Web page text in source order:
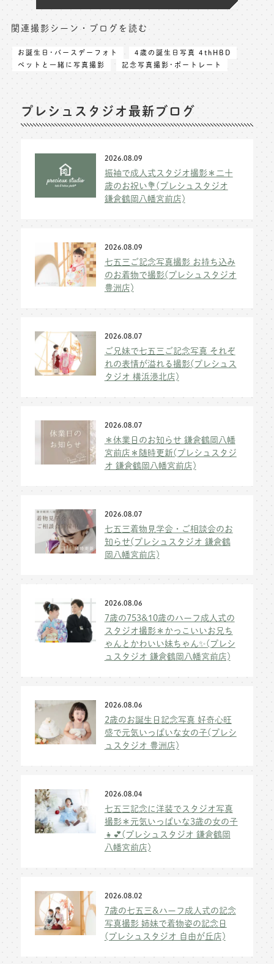
関連撮影シーン・ブログを読む
お誕生日･バースデーフォト
4歳の誕生日写真 4thHBD
ペットと一緒に写真撮影
記念写真撮影･ポートレート
プレシュスタジオ最新ブログ
2026.08.09
振袖で成人式スタジオ撮影＊二十
歳のお祝い💐(プレシュスタジオ
鎌倉鶴岡八幡宮前店)
2026.08.09
七五三ご記念写真撮影 お持ち込み
のお着物で撮影(プレシュスタジオ
豊洲店)
2026.08.07
ご兄妹で七五三ご記念写真 それぞ
れの表情が溢れる撮影(プレシュス
タジオ 横浜港北店)
2026.08.07
＊休業日のお知らせ 鎌倉鶴岡八幡
宮前店＊随時更新(プレシュスタジ
オ 鎌倉鶴岡八幡宮前店)
2026.08.07
七五三着物見学会・ご相談会のお
知らせ(プレシュスタジオ 鎌倉鶴
岡八幡宮前店)
2026.08.06
7歳の753&10歳のハーフ成人式の
スタジオ撮影＊かっこいいお兄ち
ゃんとかわいい妹ちゃん✨(プレシ
ュスタジオ 鎌倉鶴岡八幡宮前店)
2026.08.06
2歳のお誕生日記念写真 好奇心旺
盛で元気いっぱいな女の子(プレシ
ュスタジオ 豊洲店)
2026.08.04
七五三記念に洋装でスタジオ写真
撮影＊元気いっぱいな3歳の女の子
👧💕(プレシュスタジオ 鎌倉鶴岡
八幡宮前店)
2026.08.02
7歳の七五三&ハーフ成人式の記念
写真撮影 姉妹で着物姿の記念日
(プレシュスタジオ 自由が丘店)